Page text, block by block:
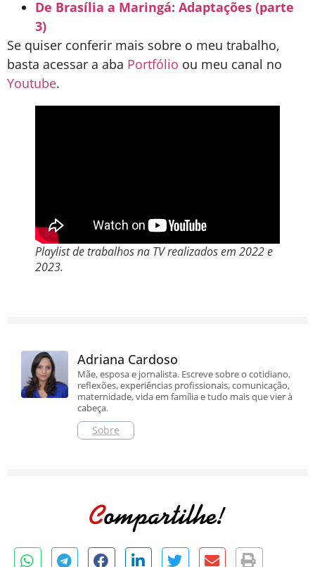
De Brasília a Maringá: Adaptações (parte
3)
Se quiser conferir mais sobre o meu trabalho,
basta acessar a aba Portfólio ou meu canal no
Youtube.
Playlist de trabalhos na TV realizados em 2022 e
2023.
Adriana Cardoso
Mãe, esposa e jornalista. Escreve sobre o cotidiano,
reflexões, experiências profissionais, comunicação,
maternidade, vida em família e tudo mais que vier à
cabeça.
Sobre